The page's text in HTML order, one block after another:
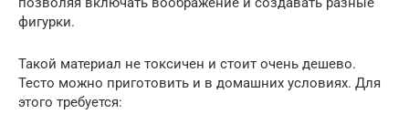
фигурки.
Такой материал не токсичен и стоит очень дешево.
Тесто можно приготовить и в домашних условиях. Для
этого требуется: